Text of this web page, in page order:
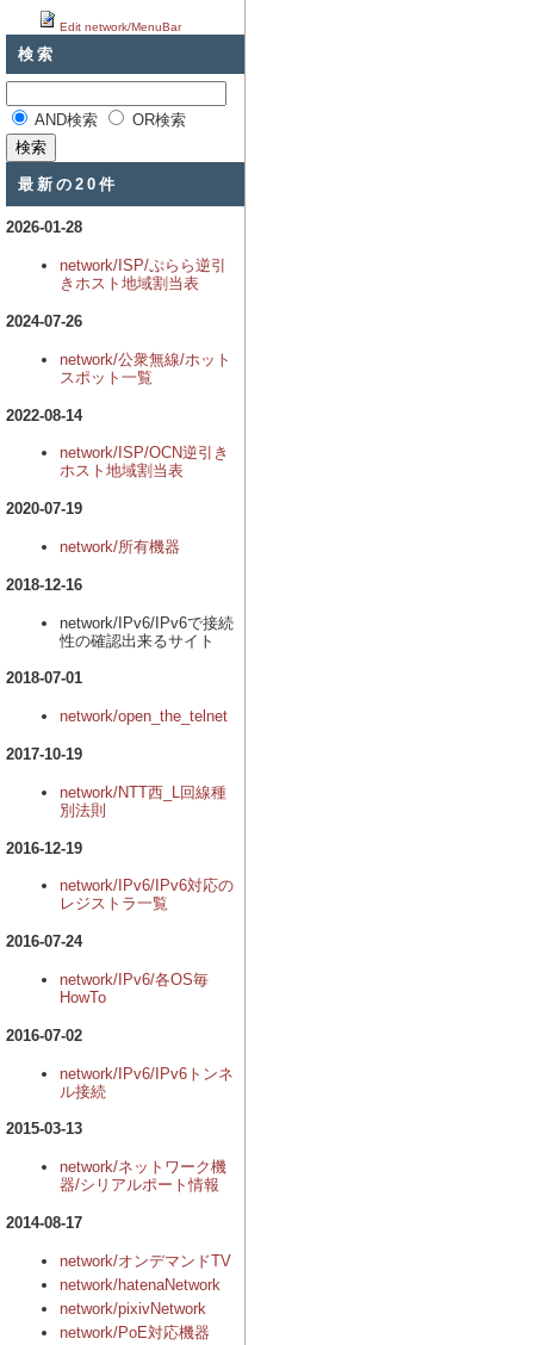
Edit network/MenuBar
検索
AND検索 OR検索
最新の20件
2026-01-28
network/ISP/ぷらら逆引
きホスト地域割当表
2024-07-26
network/公衆無線/ホット
スポット一覧
2022-08-14
network/ISP/OCN逆引き
ホスト地域割当表
2020-07-19
network/所有機器
2018-12-16
network/IPv6/IPv6で接続
性の確認出来るサイト
2018-07-01
network/open_the_telnet
2017-10-19
network/NTT西_L回線種
別法則
2016-12-19
network/IPv6/IPv6対応の
レジストラ一覧
2016-07-24
network/IPv6/各OS毎
HowTo
2016-07-02
network/IPv6/IPv6トンネ
ル接続
2015-03-13
network/ネットワーク機
器/シリアルポート情報
2014-08-17
network/オンデマンドTV
network/hatenaNetwork
network/pixivNetwork
network/PoE対応機器